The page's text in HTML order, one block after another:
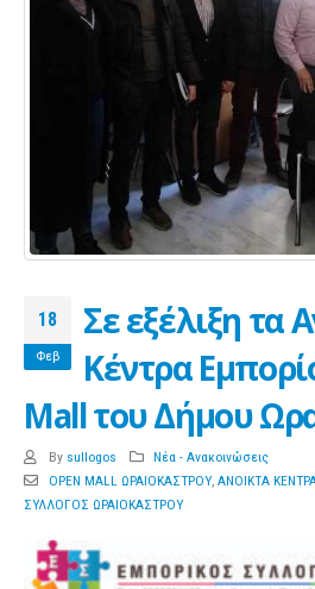
18
Φεβ
Σε εξέλιξη τα
Κέντρα
Mall του Δήμου
By sullogos
Νέα - Ανακοινώσεις
OPEN MALL ΩΡΑΙΟΚΑΣΤΡΟΥ, ΑΝΟΙΚΤΑ
ΣΥΛΛΟΓΟΣ ΩΡΑΙΟΚΑΣΤΡΟΥ